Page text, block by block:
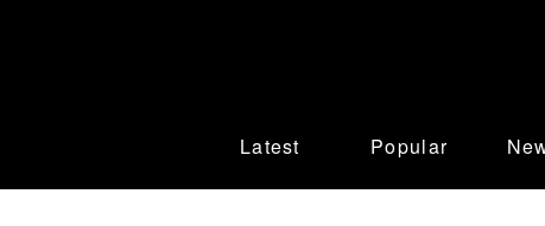
Latest Popular